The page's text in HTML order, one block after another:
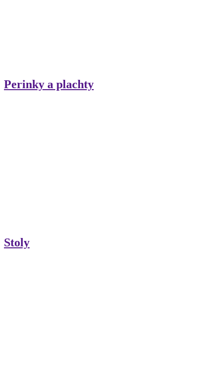
Perinky a plachty
Stoly